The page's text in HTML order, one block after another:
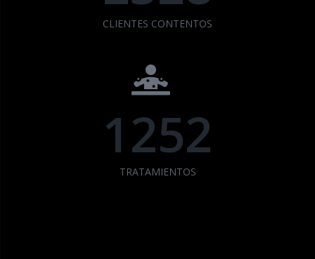
CLIENTES CONTENTOS
1252
TRATAMIENTOS